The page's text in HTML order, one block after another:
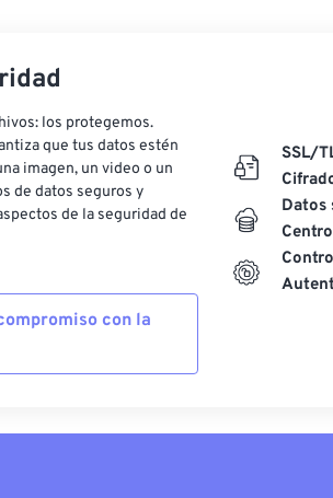
los protegemos.
que tus datos estén
imagen, un video o un
de datos seguros y
de la seguridad de
con la
SSL/
Datos